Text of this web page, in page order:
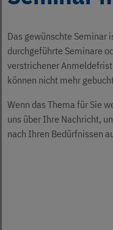
Kamishibai
Risikodrom
Über uns
Karriere
Jobs
ukbw.de
leichte Sprache
Das gewünschte Seminar
durchgeführte Seminare
verstrichener
können nicht mehr
Wenn das Thema für Sie
uns über Ihre Nachricht,
nach Ihren Bedürfnissen